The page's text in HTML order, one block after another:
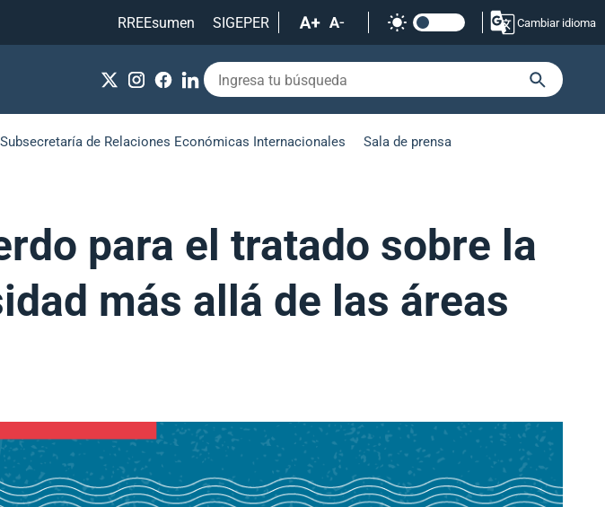
RREEsumen
SIGEPER Cambiar idioma
Subsecretaría de Relaciones Económicas Internacionales Sala de prensa
para el tratado sobre la
más allá de las áreas